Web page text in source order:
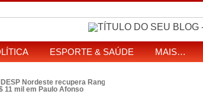
ESPORTE & SAÚDE MAIS…
Nordeste recupera Range Rover com restrição por
11 mil em Paulo Afonso